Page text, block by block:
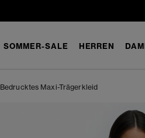
SOMMER-SALE HERREN
Bedrucktes Maxi-Trägerkleid